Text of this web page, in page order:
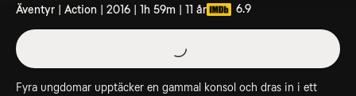
Äventyr | Action | 2016 | 1h 59m | 11 år 6.9
Fyra ungdomar upptäcker en gammal konsol och dras in i ett